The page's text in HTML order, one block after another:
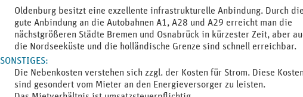
Oldenburg besitzt eine exzellente infrastrukturelle Anbindung. Durch die
gute Anbindung an die Autobahnen A1, A28 und A29 erreicht man die
nächstgrößeren Städte Bremen und Osnabrück in kürzester Zeit, aber
die Nordseeküste und die holländische Grenze sind schnell erreichbar.
SONSTIGES:
Die Nebenkosten verstehen sich zzgl. der Kosten für Strom. Diese Kosten
sind gesondert vom Mieter an den Energieversorger zu leisten.